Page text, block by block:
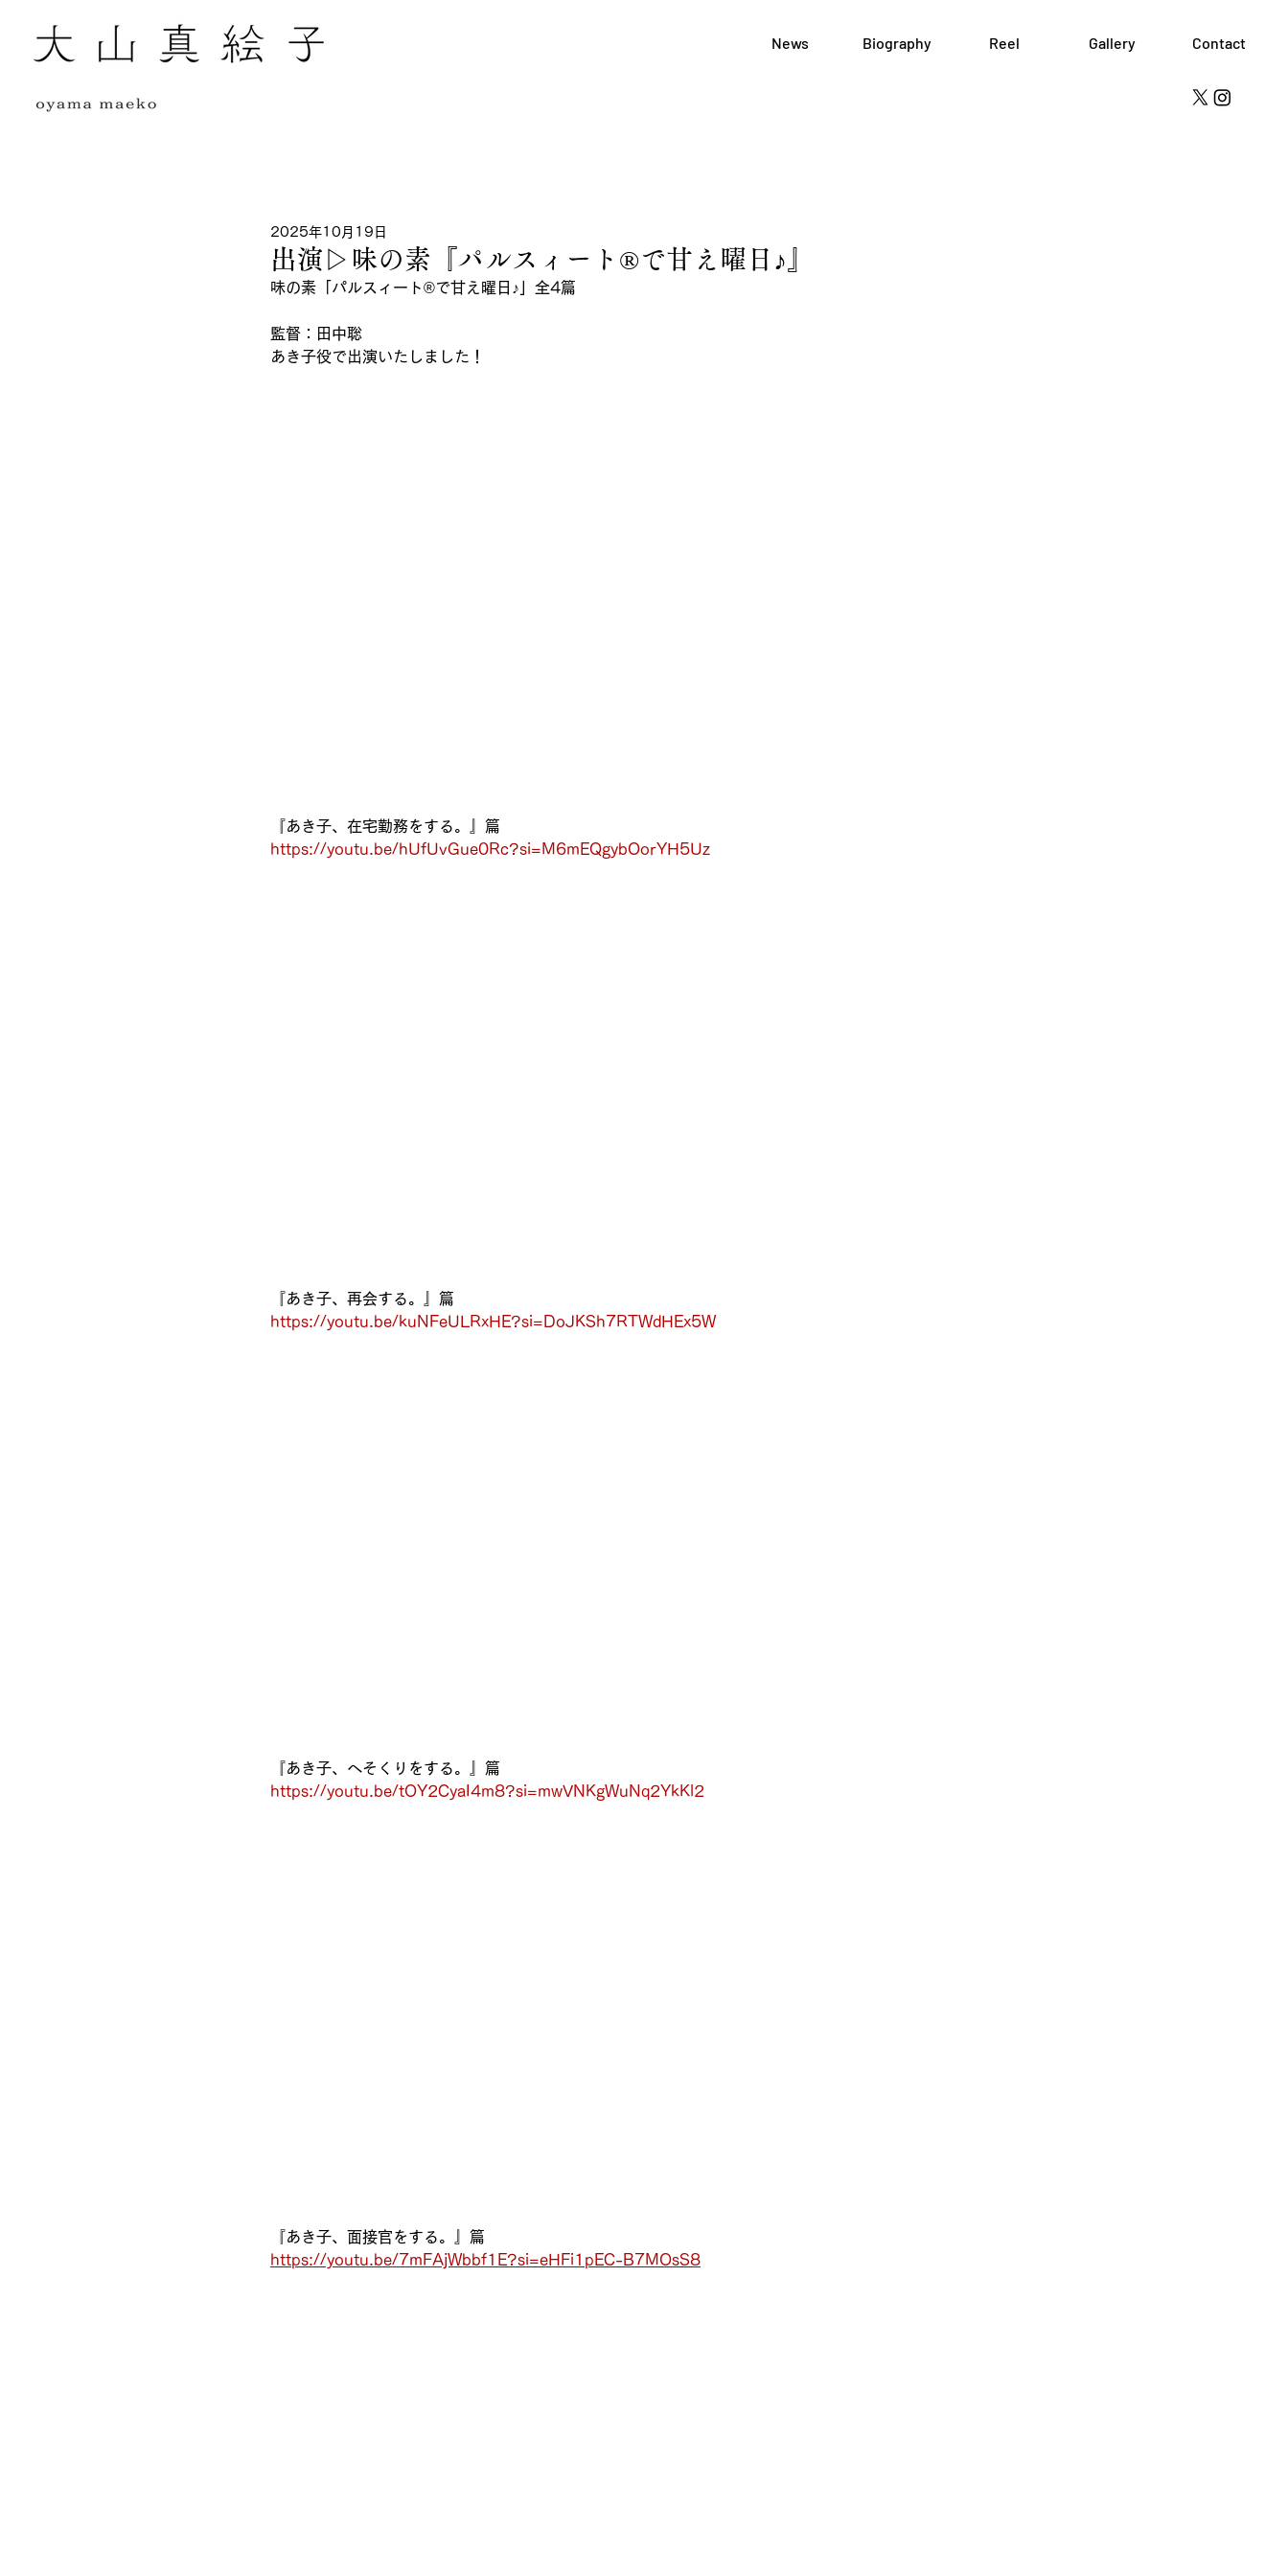
News Biography Reel Gallery Contact
出演▷味の素『パルスィート®で甘え曜日♪』
2025年10月19日
味の素「パルスィート®で甘え曜日♪」全4篇
監督：田中聡
あき子役で出演いたしました！
『あき子、在宅勤務をする。』篇
https://youtu.be/hUfUvGue0Rc?si=M6mEQgybOorYH5Uz
『あき子、再会する。』篇
https://youtu.be/kuNFeULRxHE?si=DoJKSh7RTWdHEx5W
『あき子、へそくりをする。』篇
https://youtu.be/tOY2CyaI4m8?si=mwVNKgWuNq2YkKl2
『あき子、面接官をする。』篇
https://youtu.be/7mFAjWbbf1E?si=eHFi1pEC-B7MOsS8